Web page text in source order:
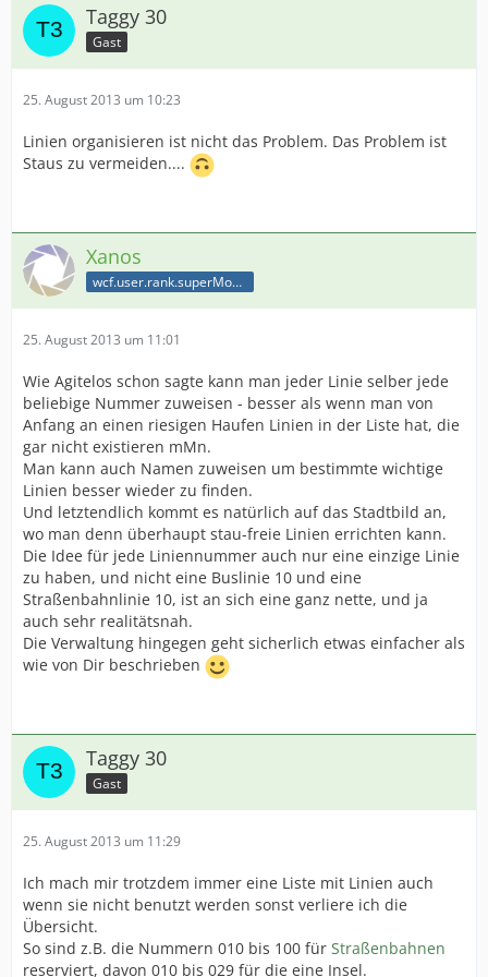
Taggy 30
Gast
25. August 2013 um 10:23
Linien organisieren ist nicht das Problem. Das Problem ist
Staus zu vermeiden....
Xanos
wcf.user.rank.superModerator
25. August 2013 um 11:01
Wie Agitelos schon sagte kann man jeder Linie selber jede
beliebige Nummer zuweisen - besser als wenn man von
Anfang an einen riesigen Haufen Linien in der Liste hat, die
gar nicht existieren mMn.
Man kann auch Namen zuweisen um bestimmte wichtige
Linien besser wieder zu finden.
Und letztendlich kommt es natürlich auf das Stadtbild an,
wo man denn überhaupt stau-freie Linien errichten kann.
Die Idee für jede Liniennummer auch nur eine einzige Linie
zu haben, und nicht eine Buslinie 10 und eine
Straßenbahnlinie 10, ist an sich eine ganz nette, und ja
auch sehr realitätsnah.
Die Verwaltung hingegen geht sicherlich etwas einfacher als
wie von Dir beschrieben
Taggy 30
Gast
25. August 2013 um 11:29
Ich mach mir trotzdem immer eine Liste mit Linien auch
wenn sie nicht benutzt werden sonst verliere ich die
Übersicht.
So sind z.B. die Nummern 010 bis 100 für Straßenbahnen
reserviert, davon 010 bis 029 für die eine Insel.